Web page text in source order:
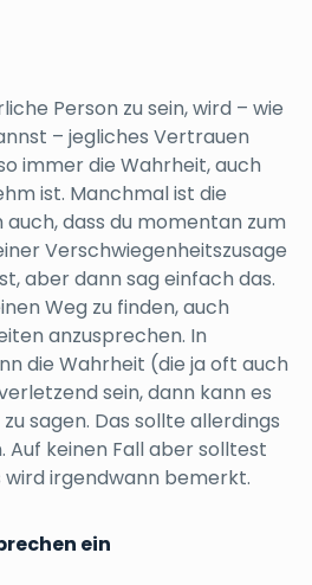
Person zu sein, wird – wie
– jegliches Vertrauen
immer die Wahrheit, auch
ist. Manchmal ist die
dass du momentan zum
Verschwiegenheitszusage
aber dann sag einfach das.
Weg zu finden, auch
anzusprechen. In
die Wahrheit (die ja oft auch
sein, dann kann es
sagen. Das sollte allerdings
Auf keinen Fall aber solltest
wird irgendwann bemerkt.
ein